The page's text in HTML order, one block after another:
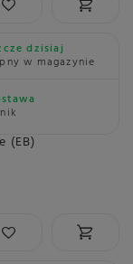
dzisiaj
w magazynie
(EB)